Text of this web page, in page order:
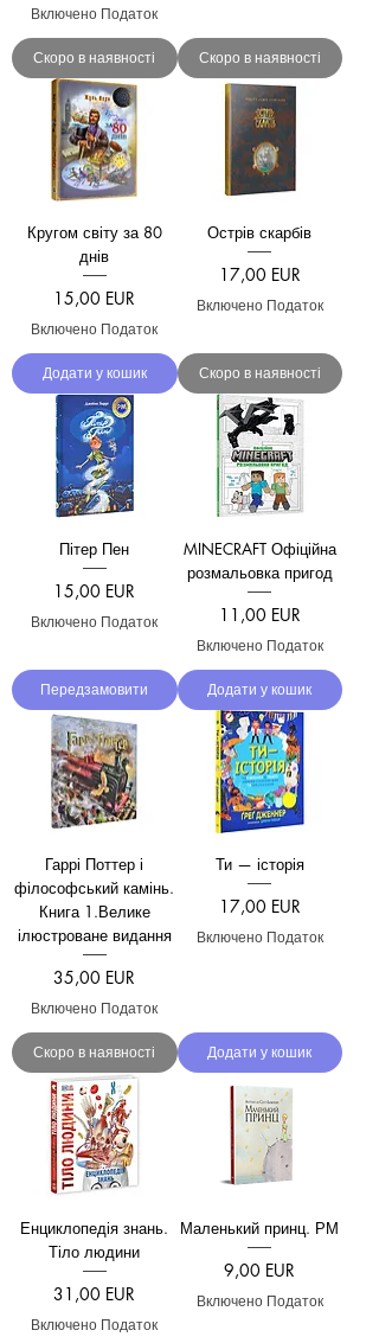
Включено Податок
Скоро в наявності Скоро в наявності
Кругом світу за 80
днів
Ціна
15,00 EUR
Включено Податок
Додати у кошик
Острів скарбів
Ціна
17,00 EUR
Включено Податок
Скоро в наявності
Пітер Пен
Ціна
15,00 EUR
Включено Податок
Передзамовити
MINECRAFT Офіційна
розмальовка пригод
Ціна
11,00 EUR
Включено Податок
Додати у кошик
Гаррі Поттер і
філософський камінь.
Книга 1.Велике
ілюстроване видання
Ціна
35,00 EUR
Включено Податок
Скоро в наявності
Ти — історія
Ціна
17,00 EUR
Включено Податок
Додати у кошик
Енциклопедія знань.
Тіло людини
Ціна
31,00 EUR
Включено Податок
Маленький принц. РМ
Ціна
9,00 EUR
Включено Податок